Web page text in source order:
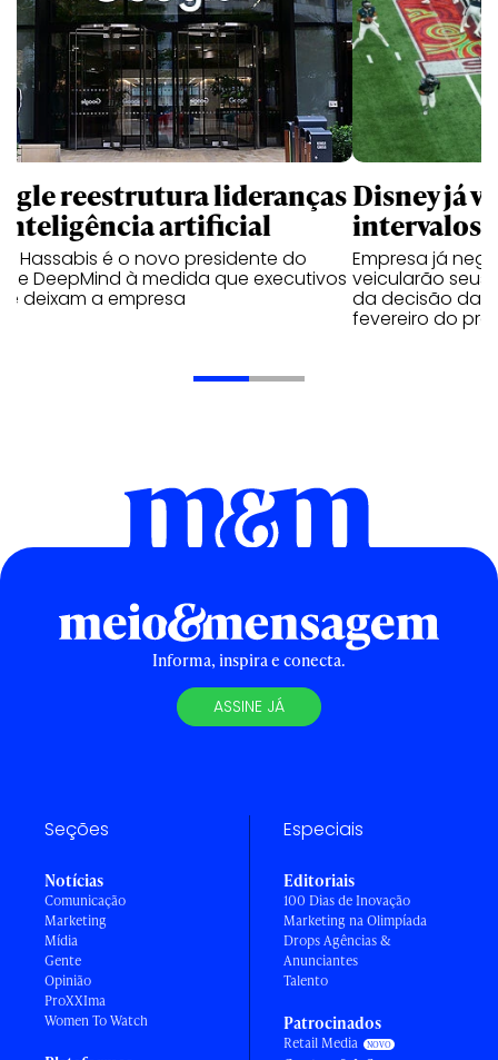
reestrutura lideranças
artificial
Hassabis é o novo presidente do
DeepMind à medida que executivos
deixam a empresa
Disney já
intervalos
Empresa já
veicularão seus
da decisão da
fevereiro do
Informa, inspira e conecta.
ASSINE JÁ
Seções
Notícias
Comunicação
Marketing
Mídia
Gente
Opinião
ProXXIma
Women To Watch
Especiais
Editoriais
100 Dias de Inovação
Marketing na Olimpíada
Drops Agências &
Anunciantes
Talento
Patrocinados
Retail Media